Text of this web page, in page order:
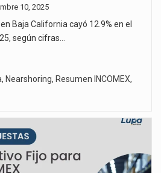
10, 2025
Baja California cayó 12.9% en el
según cifras…
, Nearshoring, Resumen INCOMEX,